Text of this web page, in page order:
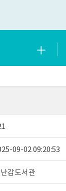
09-02 09:20:53
감도서관